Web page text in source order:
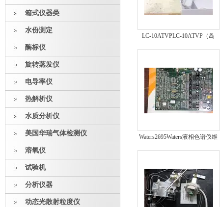
箱式仪器类
水份测定
酶标仪
旋转蒸发仪
电导率仪
热解析仪
水质分析仪
美国华瑞气体检测仪
溶氧仪
试验机
分析仪器
动态光散射粒度仪
LC-10ATVPLC-10ATVP（岛
津）
Waters2695Waters液相色谱仪维
修部件WAT270919 泵控板